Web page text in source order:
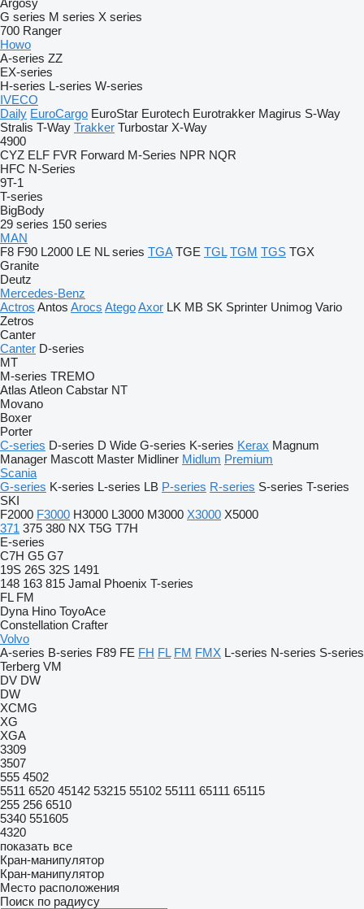
Argosy
G series M series X series
700 Ranger
Howo
A-series ZZ
EX-series
H-series L-series W-series
IVECO
Daily EuroCargo EuroStar Eurotech Eurotrakker Magirus S-Way
Stralis T-Way Trakker Turbostar X-Way
4900
CYZ ELF FVR Forward M-Series NPR NQR
HFC N-Series
9T-1
T-series
BigBody
29 series 150 series
MAN
F8 F90 L2000 LE NL series TGA TGE TGL TGM TGS TGX
Granite
Deutz
Mercedes-Benz
Actros Antos Arocs AtegoAxor LK MB SK Sprinter Unimog Vario
Zetros
Canter
Canter D-series
MT
M-series TREMO
Atlas Atleon Cabstar NT
Movano
Boxer
Porter
C-series D-series D Wide G-series K-series Kerax Magnum
Manager Mascott Master Midliner Midlum Premium
Scania
G-series K-series L-series LB P-series R-series S-series T-series
SKI
F2000 F3000 H3000 L3000 M3000 X3000 X5000
371 375 380 NX T5G T7H
E-series
C7H G5 G7
19S 26S 32S 1491
148 163 815 Jamal Phoenix T-series
FL FM
Dyna Hino ToyoAce
Constellation Crafter
Volvo
A-series B-series F89 FE FH FL FM FMX L-series N-series S-series
Terberg VM
DV DW
DW
XCMG
XG
XGA
3309
3507
555 4502
5511 6520 45142 53215 55102 55111 65111 65115
255 256 6510
5340 551605
4320
показать все
Кран-манипулятор
Кран-манипулятор
Место расположения
Поиск по радиусу